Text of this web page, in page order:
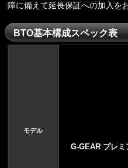
障に備えて延長保証への加入を
BTO基本構成スペック表
モデル
G-GEAR プレミ